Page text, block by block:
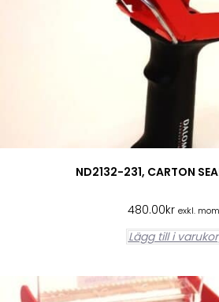
ND2132-231, CARTON
480.00kr exkl.
Lägg till i